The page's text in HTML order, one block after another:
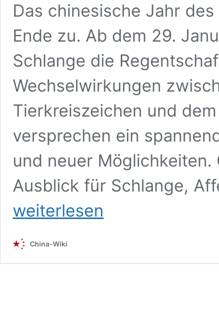
Das chinesische Jahr
Ende zu. Ab dem 29.
Schlange die
Wechselwirkungen
Tierkreiszeichen und
versprechen ein
und neuer
Ausblick für Schlange,
weiterlesen
China-Wiki